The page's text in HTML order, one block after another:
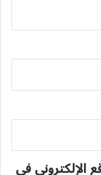
الإلكتروني في